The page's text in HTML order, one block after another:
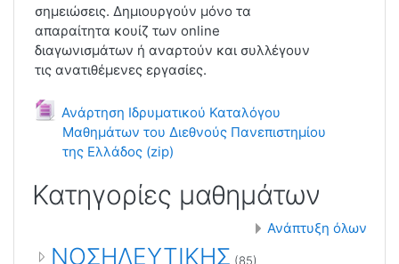
σημειώσεις. Δημιουργούν μόνο τα
απαραίτητα κουίζ των online
διαγωνισμάτων ή αναρτούν και συλλέγουν
τις ανατιθέμενες εργασίες.
Ανάρτηση Ιδρυματικού Καταλόγου
Μαθημάτων του Διεθνούς Πανεπιστημίου
της Ελλάδος (zip)
Αρχείο
Κατηγορίες μαθημάτων
Ανάπτυξη όλων
ΝΟΣΗΛΕΥΤΙΚΗΣ (85)